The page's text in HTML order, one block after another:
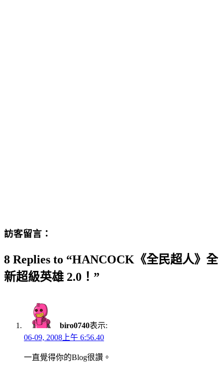
訪客留言：
8 Replies to “HANCOCK《全民超人》全
新超級英雄 2.0！”
biro0740表示:
06-09, 2008上午 6:56.40
一直覺得你的Blog很讚。